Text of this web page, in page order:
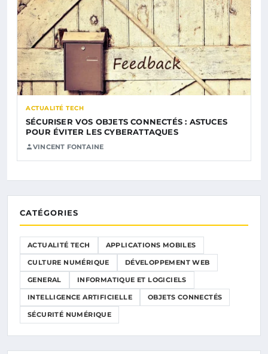
ACTUALITÉ TECH
SÉCURISER VOS OBJETS CONNECTÉS : ASTUCES
POUR ÉVITER LES CYBERATTAQUES
VINCENT FONTAINE
CATÉGORIES
ACTUALITÉ TECH APPLICATIONS MOBILES
CULTURE NUMÉRIQUE DÉVELOPPEMENT WEB
GENERAL INFORMATIQUE ET LOGICIELS
INTELLIGENCE ARTIFICIELLE OBJETS CONNECTÉS
SÉCURITÉ NUMÉRIQUE